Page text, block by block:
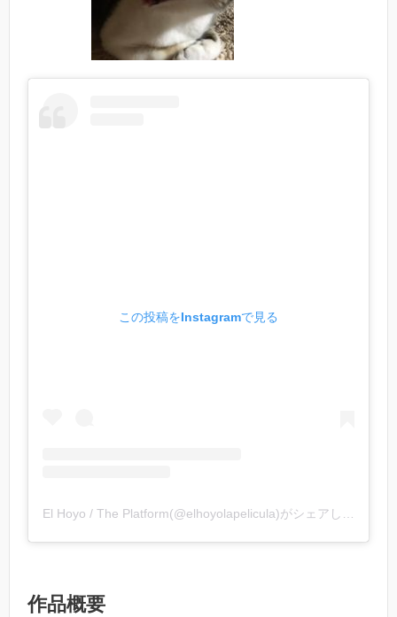
この投稿をInstagramで見る
El Hoyo / The Platform(@elhoyolapelicula)がシェアした投稿
作品概要